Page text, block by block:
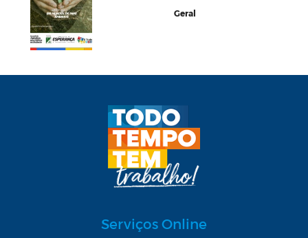
Geral
Serviços Online